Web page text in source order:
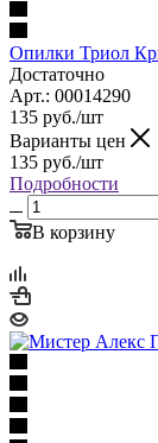
Опилки Триол
Достаточно
Арт.: 00014290
135 руб./шт
Варианты цен
135 руб./шт
Подробности
В корзину